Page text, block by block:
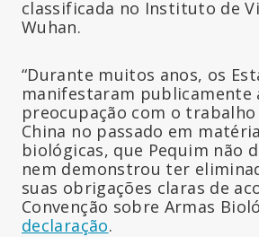
classificada no Instituto de
Wuhan.
“Durante muitos anos, os
manifestaram publicamente
preocupação com o
China no passado em
biológicas, que Pequim não
nem demonstrou ter
suas obrigações claras de
Convenção sobre Armas
declaração.